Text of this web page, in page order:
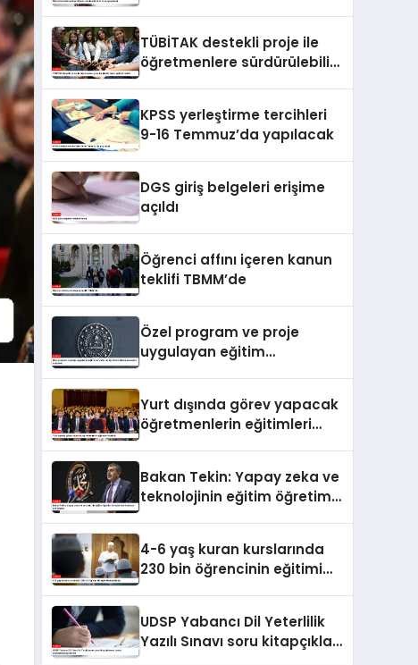
TÜBİTAK destekli proje ile
öğretmenlere sürdürülebilir
KPSS yerleştirme tercihleri
9-16 Temmuz’da yapılacak
DGS giriş belgeleri erişime
açıldı
Öğrenci affını içeren kanun
teklifi TBMM’de
Özel program ve proje
uygulayan eğitim
Yurt dışında görev yapacak
öğretmenlerin eğitimleri
Bakan Tekin: Yapay zeka ve
teknolojinin eğitim öğretim
4-6 yaş kuran kurslarında
230 bin öğrencinin eğitimi
UDSP Yabancı Dil Yeterlilik
Yazılı Sınavı soru kitapçıkları